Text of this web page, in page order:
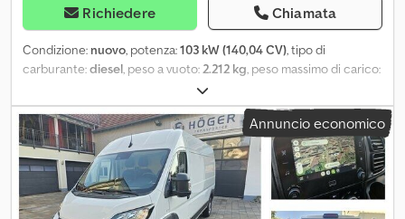
Richiedere Chiamata
Condizione: nuovo, potenza:103 kW (140,04 CV), tipo di
carburante:diesel, peso a vuoto:2.212 kg, peso massimo di carico:
3.500 kg
pneumatici:215/75R16C, configurazione degli assi:4x2, passo:
4.035 mm, Emissioni di CO₂:166 g/km, consumo di carburante
(urbano):7,7 l/100km , consumo di carburante (extraurbano):5,9
l/100km, consumo di carburante (combinato):6,6 l/100km, colore:
bianco , tipo di ingranaggio:meccanico , sospensione:acciaio,
numero di posti:3, lunghezza totale:5.998 mm, volume dello
Annuncio economico